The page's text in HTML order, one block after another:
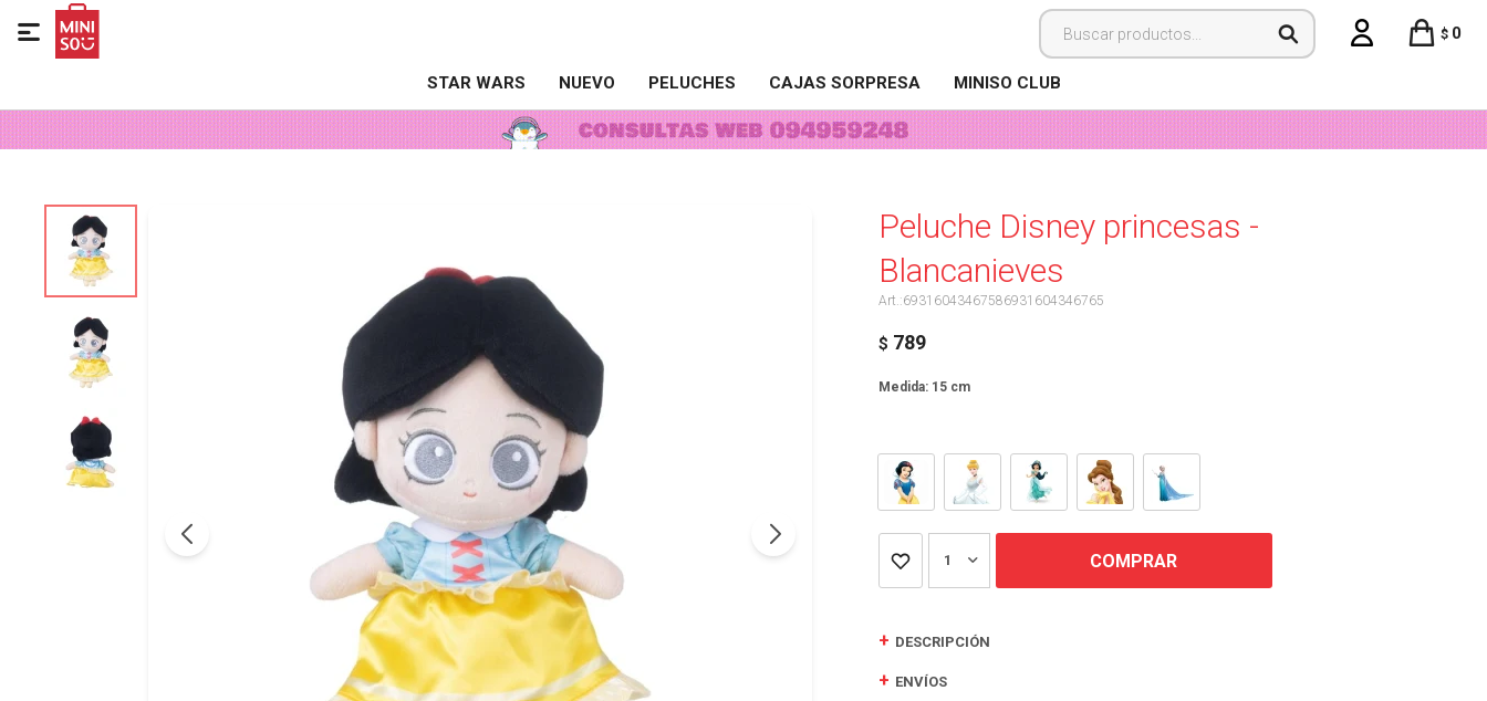
STAR WARS NUEVO PELUCHES CAJAS SORPRESA MINISO CLUB
$ 0

Peluche Disney princesas -
Blancanieves
69316043467586931604346765
$ 789
Medida: 15 cm
1 COMPRAR
DESCRIPCIÓN
ENVÍOS